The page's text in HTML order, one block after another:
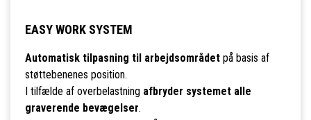
EASY WORK SYSTEM
Automatisk tilpasning til arbejdsområdetpå basis af
støttebenenes position.
I tilfælde af overbelastning afbryder systemet alle
graverende bevægelser.